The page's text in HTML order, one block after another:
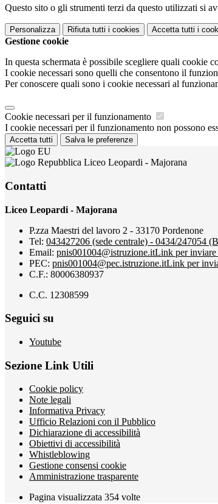
Questo sito o gli strumenti terzi da questo utilizzati si
Personalizza Rifiuta tutti i cookies Accetta tutti i
Gestione cookie
In questa schermata è possibile scegliere quali cookie
I cookie necessari sono quelli che consentono il
Per conoscere quali sono i cookie necessari al
Cookie necessari per il funzionamento
I cookie necessari per il funzionamento non possono
Accetta tutti Salva le preferenze
Liceo Leopardi - Majorana
Contatti
Liceo Leopardi - Majorana
P.zza Maestri del lavoro 2 - 33170 Pordenone
Tel: 043427206 (sede centrale) - 0434/247054
Email: pnis001004@istruzione.itLink per inviare
PEC: pnis001004@pec.istruzione.itLink per
C.F.: 80006380937
C.C. 12308599
Seguici su
Youtube
Sezione Link Utili
Cookie policy
Note legali
Informativa Privacy
Ufficio Relazioni con il Pubblico
Dichiarazione di accessibilità
Obiettivi di accessibilità
Whistleblowing
Gestione consensi cookie
Amministrazione trasparente
Pagina visualizzata 354 volte